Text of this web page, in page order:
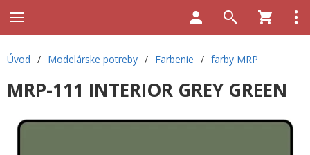
Úvod / Modelárske potreby / Farbenie / farby MRP
MRP-111 INTERIOR GREY GREEN